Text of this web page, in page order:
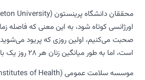
اورژانسی کوتاه شود، به این معنی که فاصله
است، اما به طور میانگین زنان هر 28 روز یک بار پریود می‌شوند.